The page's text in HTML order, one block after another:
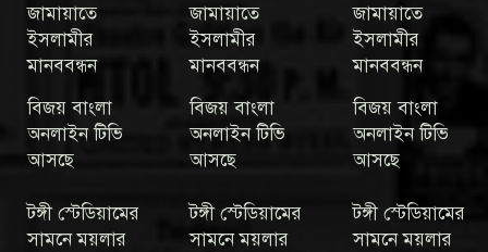
জামায়াতে
ইসলামীর
মানববন্ধন
বিজয় বাংলা
অনলাইন টিভি
আসছে
জামায়াতে
ইসলামীর
মানববন্ধন
বিজয় বাংলা
অনলাইন টিভি
আসছে
জামায়াতে
ইসলামীর
মানববন্ধন
বিজয় বাংলা
অনলাইন টিভি
আসছে
টঙ্গী স্টেডিয়ামের
সামনে ময়লার
টঙ্গী স্টেডিয়ামের
সামনে ময়লার
টঙ্গী স্টেডিয়ামের
সামনে ময়লার